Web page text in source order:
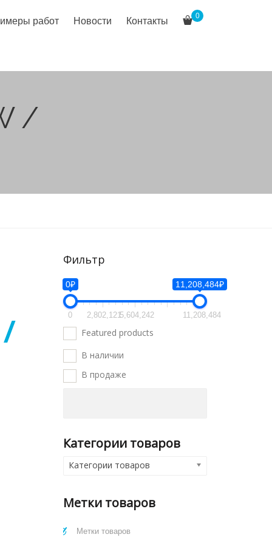
работ Новости Контакты 0
/
Фильтр
0₽ 11,208,484₽
0 2,802,1215,604,242 11,208,484
Featured products
В наличии
В продаже
Категории товаров
Категории товаров
Метки товаров